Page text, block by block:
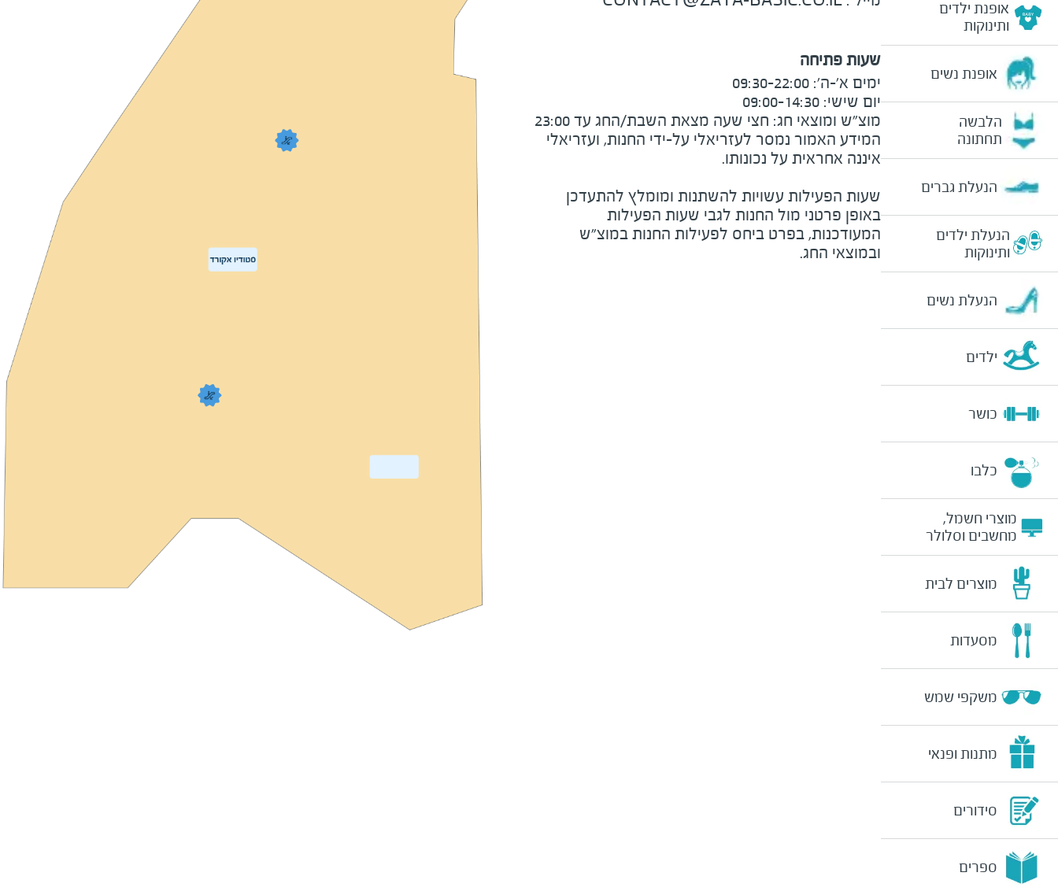
אופנת ילדים
ותינוקות
אופנת נשים
הלבשה
תחתונה
הנעלת גברים
הנעלת ילדים
ותינוקות
הנעלת נשים
ילדים
כושר
כלבו
מוצרי חשמל,
מחשבים וסלולר
מוצרים לבית
מסעדות
משקפי שמש
מתנות ופנאי
סידורים
ספרים
שעות פתיחה
מוצ"ש ומוצאי חג: חצי שעה מצאת השבת/החג עד 23:00
המידע האמור נמסר לעזריאלי על-ידי החנות, ועזריאלי
שעות הפעילות עשויות להשתנות ומומלץ להתעדכן
באופן פרטני מול החנות לגבי שעות הפעילות
המעודכנות, בפרט ביחס לפעילות החנות במוצ"ש
ובמוצאי החג.